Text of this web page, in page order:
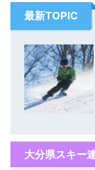
最新TOPIC
大分県スキー